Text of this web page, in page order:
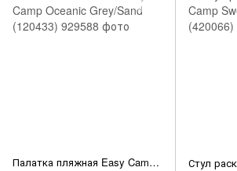
Палатка пляжная Easy Camp Oceanic Grey/Sand (120433)